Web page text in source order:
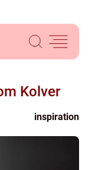
Kolver
inspiration